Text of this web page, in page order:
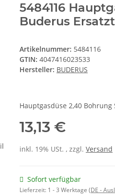
5484116
Buderus
Artikelnummer: 5484116
GTIN: 4047416023533
Hersteller: BUDERUS
Hauptgasdüse 2,40 Bohrung
13,13 €
inkl. 19% USt. , zzgl. Versand
Sofort verfügbar
Lieferzeit: 1 - 3 Werktage (DE -